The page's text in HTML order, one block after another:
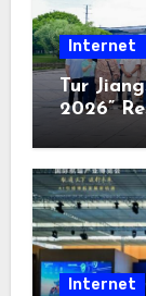
Internet
Tur
2026”
Internet